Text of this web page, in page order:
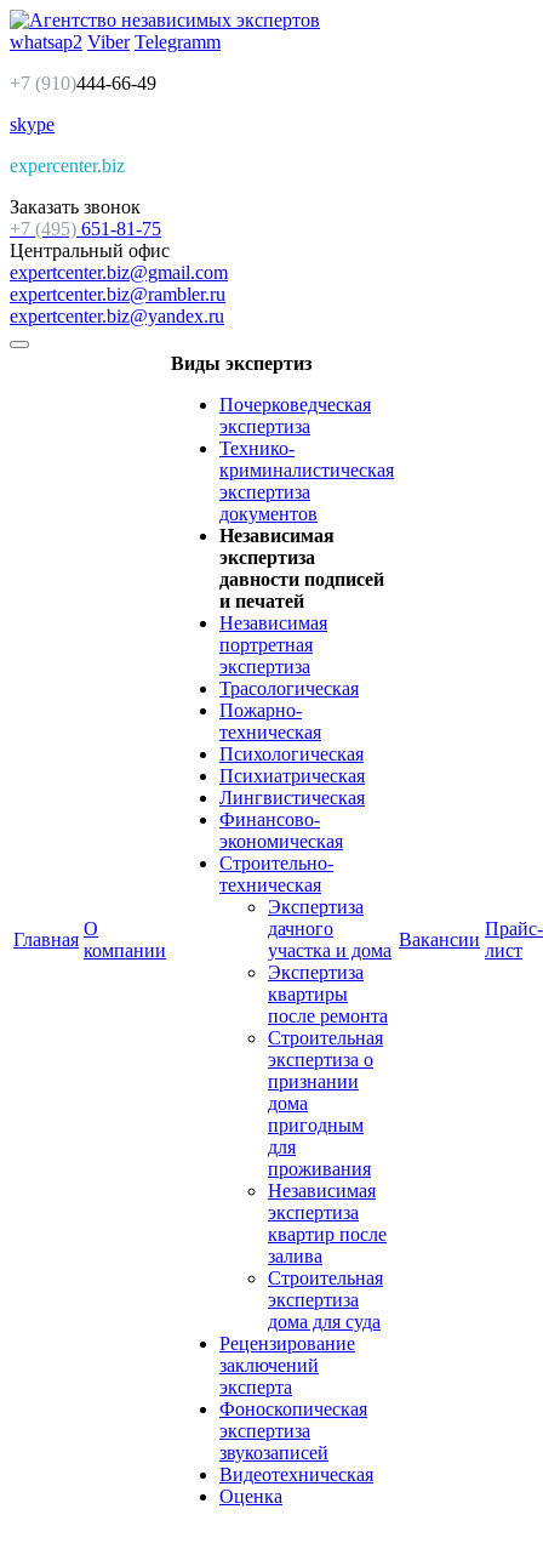
whatsap2 Viber Telegramm
+7 (910)444-66-49
skype
expercenter.biz
Заказать звонок
+7 (495) 651-81-75
Центральный офис
expertcenter.biz@gmail.com
expertcenter.biz@rambler.ru
expertcenter.biz@yandex.ru
Главная
О
компании
Виды экспертиз
Почерковедческая
экспертиза
Технико-
криминалистическая
экспертиза
документов
Независимая
экспертиза
давности подписей
и печатей
Независимая
портретная
экспертиза
Трасологическая
Пожарно-
техническая
Психологическая
Психиатрическая
Лингвистическая
Финансово-
экономическая
Строительно-
техническая
Экспертиза
дачного
участка и дома
Экспертиза
квартиры
после ремонта
Строительная
экспертиза о
признании
дома
пригодным
для
проживания
Независимая
экспертиза
квартир после
залива
Строительная
экспертиза
дома для суда
Рецензирование
заключений
эксперта
Фоноскопическая
экспертиза
звукозаписей
Видеотехническая
Оценка
Вакансии
Прайс-
лист